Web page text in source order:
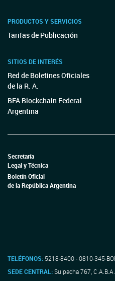
PRODUCTOS Y SERVICIOS
Tarifas de Publicación
SITIOS DE INTERÉS
Red de Boletines Oficiales
de la R. A.
BFA Blockchain Federal
Argentina
Secretaría
Legal y Técnica
Boletín Oficial
de la República Argentina
TELÉFONOS: 5218-8400 - 0810-345-
SEDE CENTRAL:Suipacha 767,